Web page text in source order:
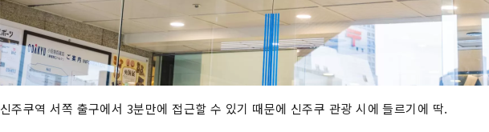
신주쿠역 서쪽 출구에서 3분만에 접근할 수 있기 때문에 신주쿠 관광 시에 들르기에 딱.